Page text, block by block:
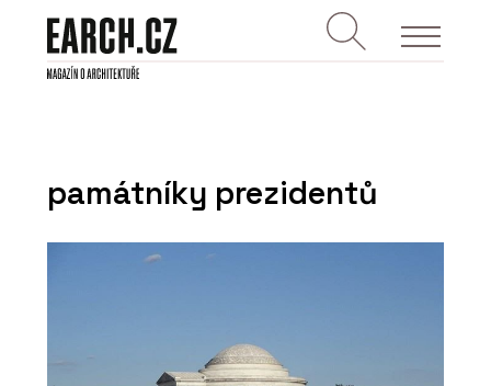
památníky prezidentů